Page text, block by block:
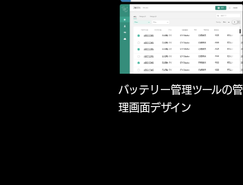
バッテリー管理ツールの管
理画面デザイン